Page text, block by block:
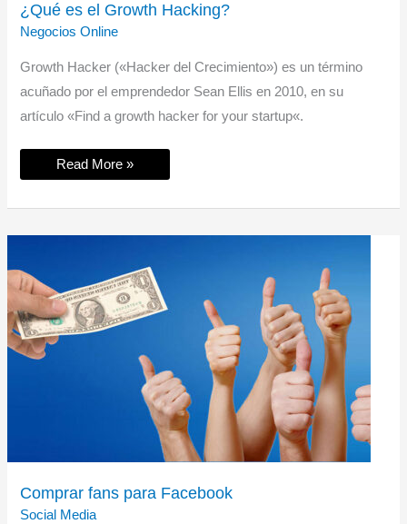
¿Qué es el Growth Hacking?
Negocios Online
Growth Hacker («Hacker del Crecimiento») es un término
acuñado por el emprendedor Sean Ellis en 2010, en su
artículo «Find a growth hacker for your startup«.
¿Qué
Read More »
Comprar fans para Facebook
Social Media